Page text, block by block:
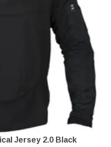
Jersey 2.0 Black